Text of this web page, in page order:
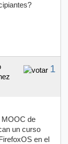
1
MOOC de
un curso
en el